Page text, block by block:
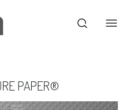
PAPER®